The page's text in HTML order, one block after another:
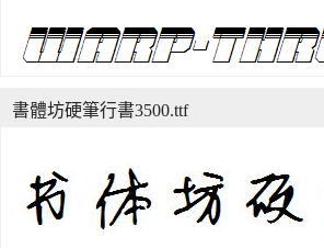
書體坊硬筆行書3500.ttf